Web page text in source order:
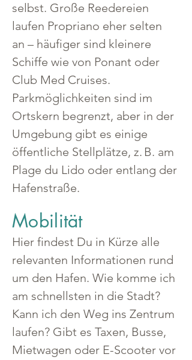
selbst. Große Reedereien
laufen Propriano eher selten
an – häufiger sind kleinere
Schiffe wie von Ponant oder
Club Med Cruises.
Parkmöglichkeiten sind im
Ortskern begrenzt, aber in der
Umgebung gibt es einige
öffentliche Stellplätze, z. B. am
Plage du Lido oder entlang der
Hafenstraße.
Mobilität
Hier findest Du in Kürze alle
relevanten Informationen rund
um den Hafen. Wie komme ich
am schnellsten in die Stadt?
Kann ich den Weg ins Zentrum
laufen? Gibt es Taxen, Busse,
Mietwagen oder E-Scooter vor